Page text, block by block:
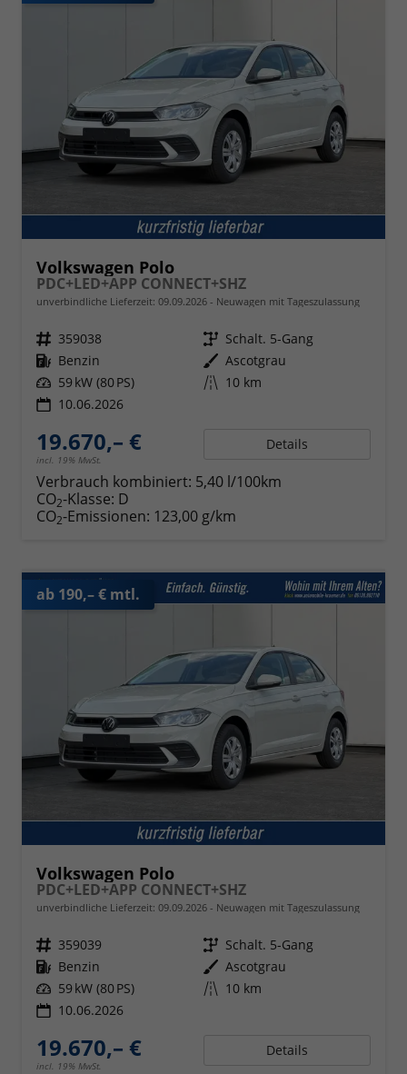
Volkswagen Polo
PDC+LED+APP CONNECT+SHZ
unverbindliche Lieferzeit: 09.09.2026 Neuwagen mit Tageszulassung
Fahrzeugnr. 359038 Getriebe Schalt. 5-Gang
Kraftstoff Benzin Außenfarbe Ascotgrau
Leistung 59 kW (80 PS) Kilometerstand 10 km
10.06.2026
19.670,– €
incl. 19% MwSt.
Details
Verbrauch kombiniert: 5,40 l/100km
CO2-Klasse: D
CO2-Emissionen: 123,00 g/km
ab 190,– € mtl.
Volkswagen Polo
PDC+LED+APP CONNECT+SHZ
unverbindliche Lieferzeit: 09.09.2026 Neuwagen mit Tageszulassung
Fahrzeugnr. 359039 Getriebe Schalt. 5-Gang
Kraftstoff Benzin Außenfarbe Ascotgrau
Leistung 59 kW (80 PS) Kilometerstand 10 km
10.06.2026
19.670,– €
incl. 19% MwSt.
Details